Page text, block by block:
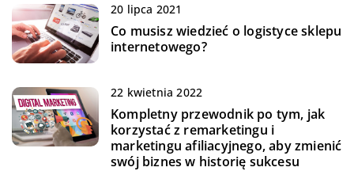
20 lipca 2021
Co musisz wiedzieć o logistyce sklepu
internetowego?
22 kwietnia 2022
Kompletny przewodnik po tym, jak
korzystać z remarketingu i
marketingu afiliacyjnego, aby zmienić
swój biznes w historię sukcesu